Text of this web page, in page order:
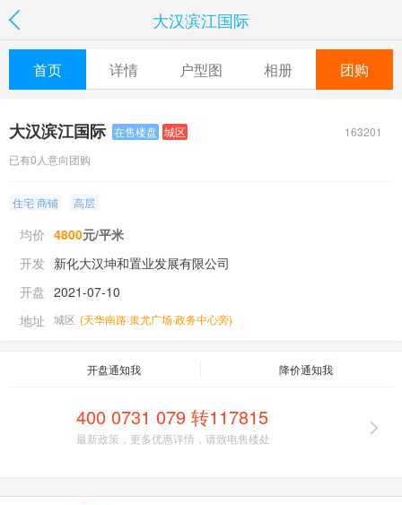
大汉滨江国际
首页 详情 户型图 相册 团购
163201
大汉滨江国际 在售楼盘 城区
已有0人意向团购
住宅 商铺 高层
均价 4800元/平米
开发 新化大汉坤和置业发展有限公司
开盘 2021-07-10
地址
城区 (天华南路·蚩尤广场·政务中心旁)
开盘通知我 降价通知我
400 0731 079 转117815
最新政策，更多优惠详情，请致电售楼处